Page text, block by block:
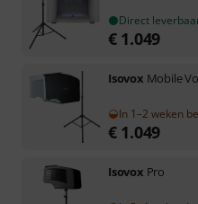
Direct
€ 1.049
Isovox Mobile
In 1–2 weken
€ 1.049
Isovox Pro